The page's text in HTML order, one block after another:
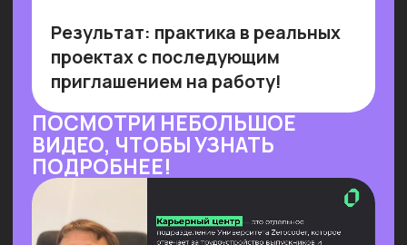
ОБУЧАЕМ БИЗНЕС